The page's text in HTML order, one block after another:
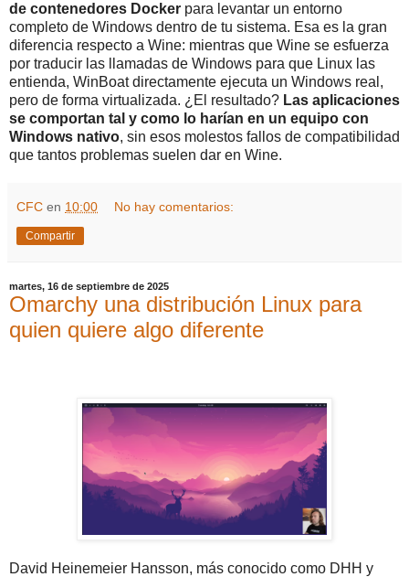
de contenedores Docker para levantar un entorno
completo de Windows dentro de tu sistema. Esa es la gran
diferencia respecto a Wine: mientras que Wine se esfuerza
por traducir las llamadas de Windows para que Linux las
entienda, WinBoat directamente ejecuta un Windows real,
pero de forma virtualizada. ¿El resultado? Las aplicaciones
se comportan tal y como lo harían en un equipo con
Windows nativo, sin esos molestos fallos de compatibilidad
que tantos problemas suelen dar en Wine.
CFC en 10:00 No hay comentarios:
Compartir
martes, 16 de septiembre de 2025
Omarchy una distribución Linux para
quien quiere algo diferente
David Heinemeier Hansson, más conocido como DHH y